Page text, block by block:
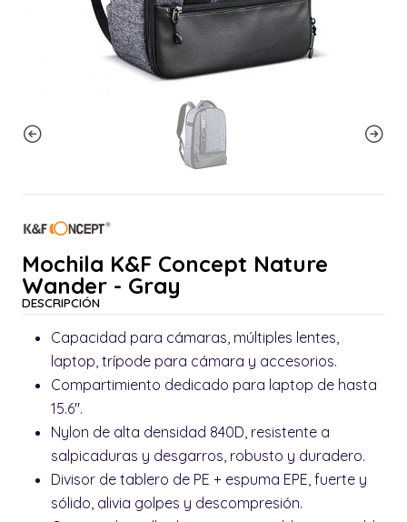
Mochila K&F Concept Nature
Wander - Gray
DESCRIPCIÓN
Capacidad para cámaras, múltiples lentes,
laptop, trípode para cámara y accesorios.
Compartimiento dedicado para laptop de hasta
15.6".
Nylon de alta densidad 840D, resistente a
salpicaduras y desgarros, robusto y duradero.
Divisor de tablero de PE + espuma EPE, fuerte y
sólido, alivia golpes y descompresión.